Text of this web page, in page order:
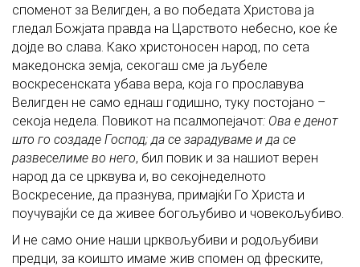
споменот за Велигден, а во победата Христова ја
гледал Божјата правда на Царството небесно, кое ќе
дојде во слава. Како христоносен народ, по сета
македонска земја, секогаш сме ја љубеле
воскресенската убава вера, која го прославува
Велигден не само еднаш годишно, туку постојано –
секоја недела. Повикот на псалмопејачот: Ова е денот
што го создаде Господ; да се зарадуваме и да се
развеселиме во него, бил повик и за нашиот верен
народ да се црквува и, во секојнеделното
Воскресение, да празнува, примајќи Го Христа и
поучувајќи се да живее богољубиво и човекољубиво.
И не само оние наши црквољубиви и родољубиви
предци, за коишто имаме жив спомен од фреските,